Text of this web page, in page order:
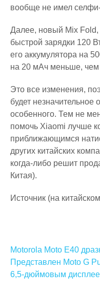
вообще не имел
Далее, новый Mix Fold,
быстрой зарядки 120
его аккумулятора на
на 20 мАч меньше, чем
Это все изменения,
будет незначительное
особенного. Тем не
помочь Xiaomi лучше
приближающимся
других китайских
когда-либо решит
Китая).
Источник (на
Навигация
по
записям
Motorola Moto E40
Представлен Moto G
6,5-дюймовым